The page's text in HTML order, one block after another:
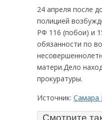
24 апреля после
полицией
РФ 116 (побои) и
обязанности по
матери.Дело
прокуратуры.
Источник: Самара
Смотрите